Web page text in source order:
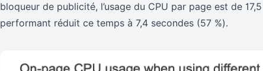
bloqueur de publicité, l’usage du CPU par page est de
performant réduit ce temps à 7,4 secondes (57 %).